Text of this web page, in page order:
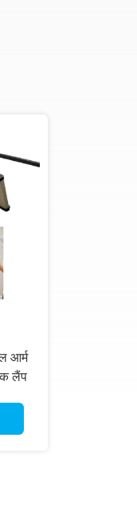
लैंप के लिए
मून लाइट 60w
प्राप्त करें